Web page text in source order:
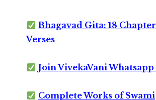
Bhagavad Gita: 18
Verses
Join VivekaVani
Complete Works of Swami